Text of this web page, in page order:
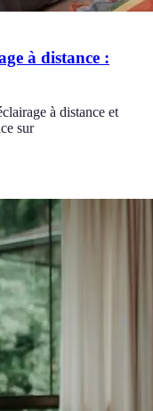
à distance :
à distance et
sur